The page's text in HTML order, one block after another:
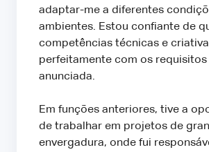
adaptar-me a diferentes
ambientes. Estou confiante de
competências técnicas e
perfeitamente com os
anunciada.
Em funções anteriores, tive a
de trabalhar em projetos de
envergadura, onde fui